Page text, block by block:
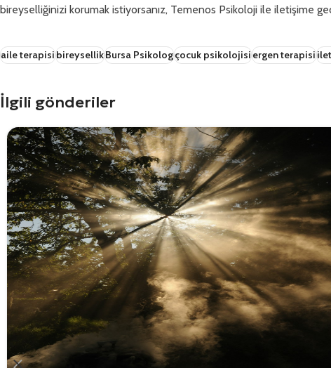
bireyselliğinizi korumak istiyorsanız, Temenos Psikoloji ile iletişime
aile terapisibireysellikBursa Psikologçocuk psikolojisiergen terapisi
İlgili gönderiler